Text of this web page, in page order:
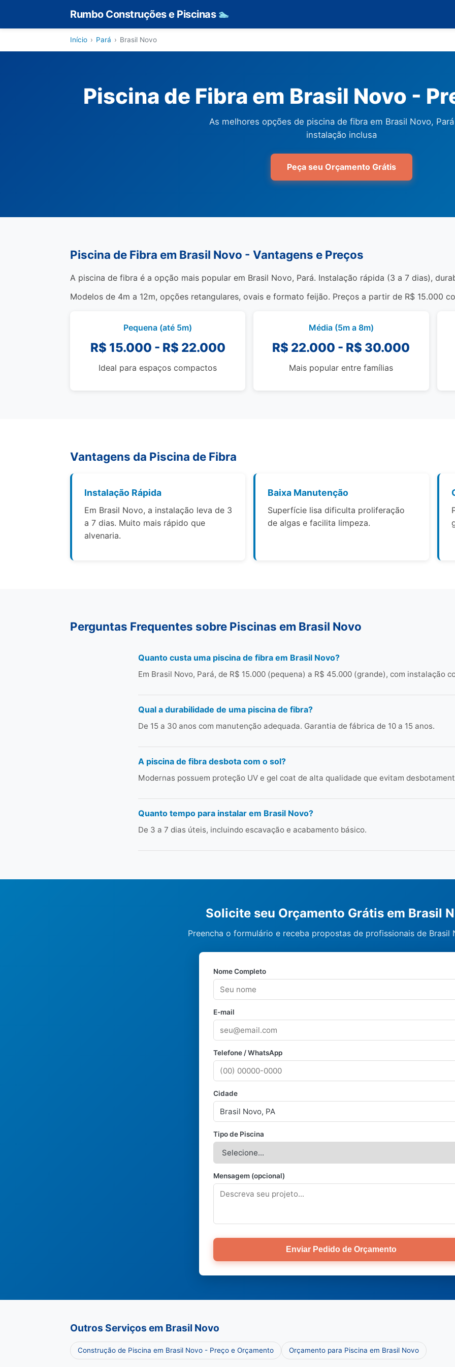
Rumbo Construções e Piscinas 🏊
Início › Pará › Brasil Novo
Piscina de Fibra em Brasil Novo -
As melhores opções de piscina de fibra em Brasil Novo,
instalação inclusa
Peça seu Orçamento Grátis
Piscina de Fibra em Brasil Novo - Vantagens e Preços
A piscina de fibra é a opção mais popular em Brasil Novo, Pará. Instalação rápida (3 a 7 dias),
Modelos de 4m a 12m, opções retangulares, ovais e formato feijão. Preços a partir de R$ 15.000
Pequena (até 5m)
R$ 15.000 - R$ 22.000
Ideal para espaços compactos
Média (5m a 8m)
R$ 22.000 - R$ 30.000
Mais popular entre famílias
Vantagens da Piscina de Fibra
Instalação Rápida
Em Brasil Novo, a instalação leva de 3
a 7 dias. Muito mais rápido que
alvenaria.
Baixa Manutenção
Superfície lisa dificulta proliferação
de algas e facilita limpeza.
Perguntas Frequentes sobre Piscinas em Brasil Novo
Quanto custa uma piscina de fibra em Brasil Novo?
Em Brasil Novo, Pará, de R$ 15.000 (pequena) a R$ 45.000 (grande), com instalação
Qual a durabilidade de uma piscina de fibra?
De 15 a 30 anos com manutenção adequada. Garantia de fábrica de 10 a 15 anos.
A piscina de fibra desbota com o sol?
Modernas possuem proteção UV e gel coat de alta qualidade que evitam
Quanto tempo para instalar em Brasil Novo?
De 3 a 7 dias úteis, incluindo escavação e acabamento básico.
Solicite seu Orçamento Grátis em Brasil
Preencha o formulário e receba propostas de profissionais de Brasil
Nome Completo
E-mail
Telefone / WhatsApp
Cidade
Tipo de Piscina
Mensagem (opcional)
Enviar Pedido de Orçamento
Outros Serviços em Brasil Novo
Construção de Piscina em Brasil Novo - Preço e Orçamento Orçamento para Piscina em Brasil Novo